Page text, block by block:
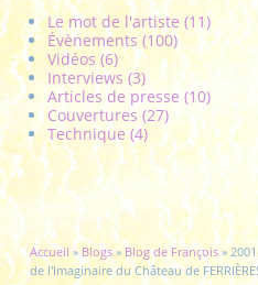
Le mot de l'artiste (11)
Évènements (100)
Vidéos (6)
Interviews (3)
Articles de presse (10)
Couvertures (27)
Technique (4)
Vous êtes ici
Accueil»Blogs»Blog de François»
de l'Imaginaire du Château de